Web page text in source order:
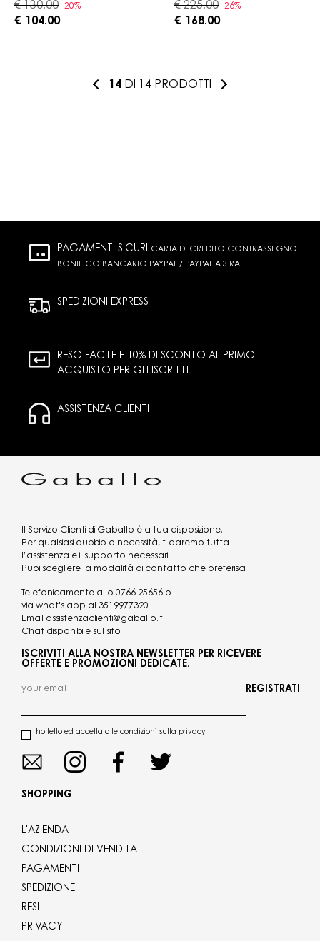
€ 130.00 -20%
€ 104.00
€ 225.00 -26%
€ 168.00
14 DI 14 PRODOTTI
PAGAMENTI SICURI
CARTA DI CREDITO CONTRASSEGNO
BONIFICO BANCARIO PAYPAL / PAYPAL A 3 RATE
SPEDIZIONI EXPRESS
RESO FACILE E 10% DI SCONTO AL PRIMO
ACQUISTO PER GLI ISCRITTI
ASSISTENZA CLIENTI
Il Servizio Clienti di Gaballo è a tua disposizione.
Per qualsiasi dubbio o necessità, ti daremo tutta
l’assistenza e il supporto necessari.
Puoi scegliere la modalità di contatto che preferisci:
Telefonicamente allo 0766 25656 o
via what's app al 3519977320
Email assistenzaclienti@gaballo.it
Chat disponibile sul sito
ISCRIVITI ALLA NOSTRA NEWSLETTER PER RICEVERE
OFFERTE E PROMOZIONI DEDICATE.
ho letto ed accettato le condizioni sulla privacy.
REGISTRATI
SHOPPING
L'AZIENDA
CONDIZIONI DI VENDITA
PAGAMENTI
SPEDIZIONE
RESI
PRIVACY